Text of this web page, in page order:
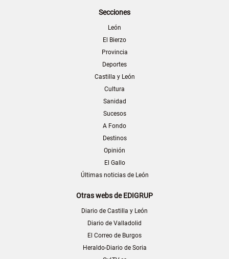
Secciones
León
El Bierzo
Provincia
Deportes
Castilla y León
Cultura
Sanidad
Sucesos
A Fondo
Destinos
Opinión
El Gallo
Últimas noticias de León
Otras webs de EDIGRUP
Diario de Castilla y León
Diario de Valladolid
El Correo de Burgos
Heraldo-Diario de Soria